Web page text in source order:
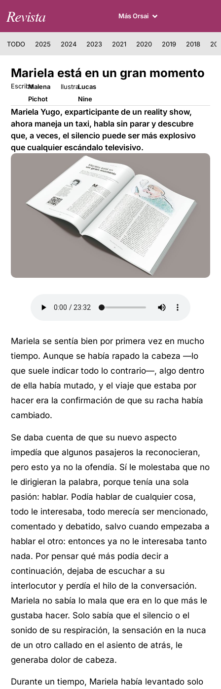
Revista Más Orsai
TODO 2025 2024 2023 2021 2020 2019 2018
Mariela está en un gran momento
EscribeMalena
Pichot
IlustraLucas
Nine
Mariela Yugo, exparticipante de un reality show,
ahora maneja un taxi, habla sin parar y descubre
que, a veces, el silencio puede ser más explosivo
que cualquier escándalo televisivo.
Mariela se sentía bien por primera vez en mucho
tiempo. Aunque se había rapado la cabeza —lo
que suele indicar todo lo contrario—, algo dentro
de ella había mutado, y el viaje que estaba por
hacer era la confirmación de que su racha había
cambiado.
Se daba cuenta de que su nuevo aspecto
impedía que algunos pasajeros la reconocieran,
pero esto ya no la ofendía. Sí le molestaba que no
le dirigieran la palabra, porque tenía una sola
pasión: hablar. Podía hablar de cualquier cosa,
todo le interesaba, todo merecía ser mencionado,
comentado y debatido, salvo cuando empezaba a
hablar el otro: entonces ya no le interesaba tanto
nada. Por pensar qué más podía decir a
continuación, dejaba de escuchar a su
interlocutor y perdía el hilo de la conversación.
Mariela no sabía lo mala que era en lo que más le
gustaba hacer. Solo sabía que el silencio o el
sonido de su respiración, la sensación en la nuca
de un otro callado en el asiento de atrás, le
generaba dolor de cabeza.
Durante un tiempo, Mariela había levantado solo